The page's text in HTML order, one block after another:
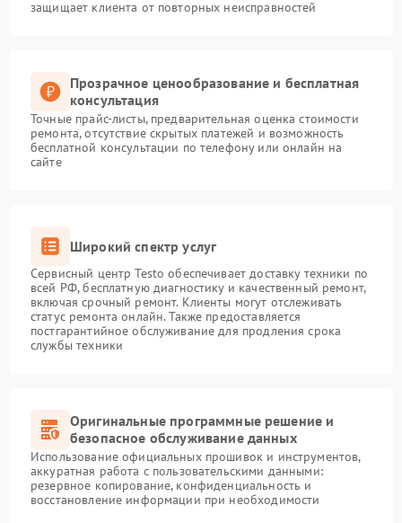
защищает клиента от повторных неисправностей
Прозрачное ценообразование и бесплатная
консультация
Точные прайс-листы, предварительная оценка стоимости
ремонта, отсутствие скрытых платежей и возможность
бесплатной консультации по телефону или онлайн на
сайте
Широкий спектр услуг
Сервисный центр Testo обеспечивает доставку техники по
всей РФ, бесплатную диагностику и качественный ремонт,
включая срочный ремонт. Клиенты могут отслеживать
статус ремонта онлайн. Также предоставляется
постгарантийное обслуживание для продления срока
службы техники
Оригинальные программные решение и
безопасное обслуживание данных
Использование официальных прошивок и инструментов,
аккуратная работа с пользовательскими данными:
резервное копирование, конфиденциальность и
восстановление информации при необходимости